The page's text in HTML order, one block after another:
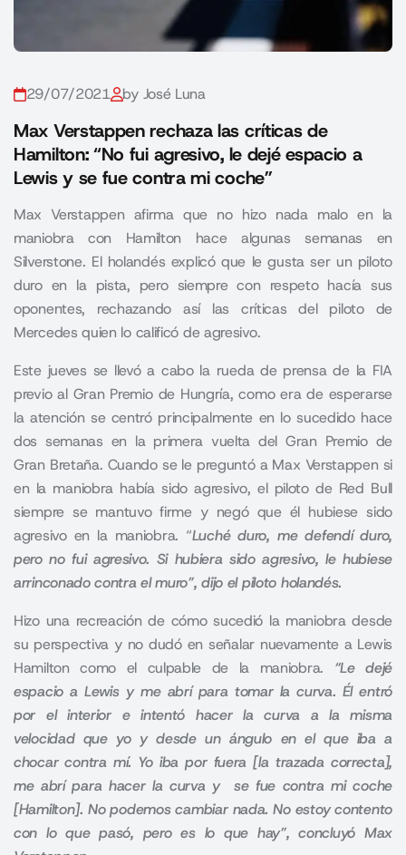
29/07/2021 by José Luna
Max Verstappen rechaza las críticas de
Hamilton: “No fui agresivo, le dejé espacio a
Lewis y se fue contra mi coche”
Max Verstappen afirma que no hizo nada malo en la
maniobra con Hamilton hace algunas semanas en
Silverstone. El holandés explicó que le gusta ser un piloto
duro en la pista, pero siempre con respeto hacía sus
oponentes, rechazando así las críticas del piloto de
Mercedes quien lo calificó de agresivo.
Este jueves se llevó a cabo la rueda de prensa de la FIA
previo al Gran Premio de Hungría, como era de esperarse
la atención se centró principalmente en lo sucedido hace
dos semanas en la primera vuelta del Gran Premio de
Gran Bretaña. Cuando se le preguntó a Max Verstappen si
en la maniobra había sido agresivo, el piloto de Red Bull
siempre se mantuvo firme y negó que él hubiese sido
agresivo en la maniobra. “Luché duro, me defendí duro,
pero no fui agresivo. Si hubiera sido agresivo, le hubiese
arrinconado contra el muro”, dijo el piloto holandés.
Hizo una recreación de cómo sucedió la maniobra desde
su perspectiva y no dudó en señalar nuevamente a Lewis
Hamilton como el culpable de la maniobra. “Le dejé
espacio a Lewis y me abrí para tomar la curva. Él entró
por el interior e intentó hacer la curva a la misma
velocidad que yo y desde un ángulo en el que iba a
chocar contra mí. Yo iba por fuera [la trazada correcta],
me abrí para hacer la curva y se fue contra mi coche
[Hamilton]. No podemos cambiar nada. No estoy contento
con lo que pasó, pero es lo que hay”, concluyó Max